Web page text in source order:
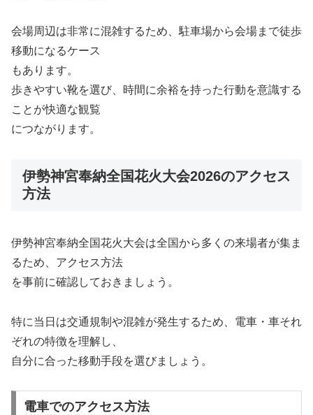
会場周辺は非常に混雑するため、駐車場から会場まで徒歩
移動になるケース
もあります。
歩きやすい靴を選び、時間に余裕を持った行動を意識する
ことが快適な観覧
につながります。
伊勢神宮奉納全国花火大会2026のアクセス
方法
伊勢神宮奉納全国花火大会は全国から多くの来場者が集ま
るため、アクセス方法
を事前に確認しておきましょう。
特に当日は交通規制や混雑が発生するため、電車・車それ
ぞれの特徴を理解し、
自分に合った移動手段を選びましょう。
電車でのアクセス方法